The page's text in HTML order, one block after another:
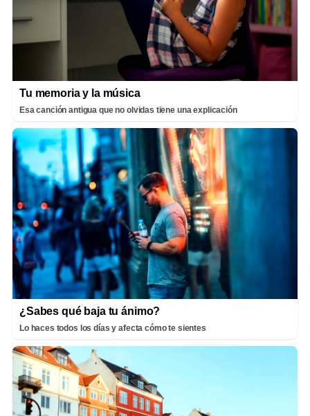
Tu memoria y la música
Esa canción antigua que no olvidas tiene una explicación
¿Sabes qué baja tu ánimo?
Lo haces todos los días y afecta cómo te sientes